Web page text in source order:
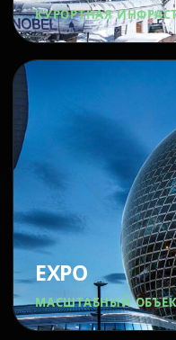
КУРОРТНАЯ
EXPO
МАСШТАБНЫЙ